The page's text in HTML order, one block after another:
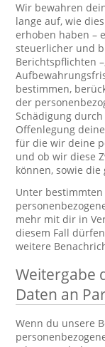
Wir bewahren
lange auf, wie
erhoben haben –
steuerlicher und
Berichtspflichten
bestimmen,
der
Schädigung
Offenlegung
für die wir deine
und ob wir diese
können, sowie
Unter
mehr mit dir in
diesem Fall
weitere
Weitergabe
Daten an
Wenn du unsere